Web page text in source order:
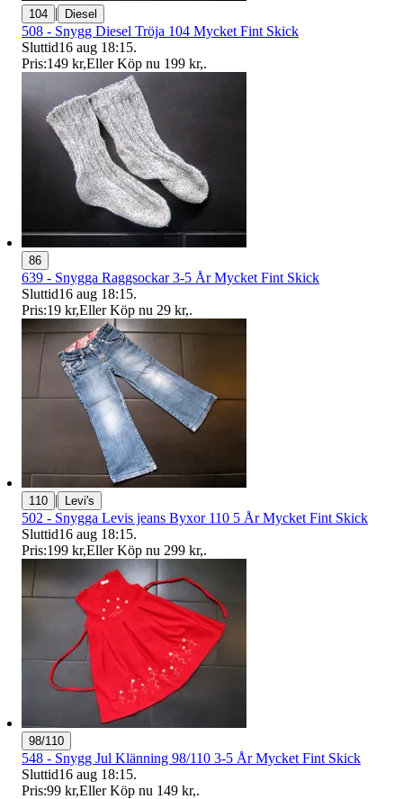
104 | Diesel
508 - Snygg Diesel Tröja 104 Mycket Fint Skick
Sluttid16 aug 18:15.
Pris:149 kr,Eller Köp nu 199 kr,.
86
639 - Snygga Raggsockar 3-5 År Mycket Fint Skick
Sluttid16 aug 18:15.
Pris:19 kr,Eller Köp nu 29 kr,.
110 | Levi's
502 - Snygga Levis jeans Byxor 110 5 År Mycket Fint Skick
Sluttid16 aug 18:15.
Pris:199 kr,Eller Köp nu 299 kr,.
98/110
548 - Snygg Jul Klänning 98/110 3-5 År Mycket Fint Skick
Sluttid16 aug 18:15.
Pris:99 kr,Eller Köp nu 149 kr,.